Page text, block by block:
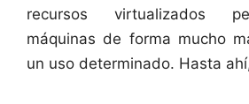
recursos virtualizados
máquinas de forma mucho
un uso determinado. Hasta